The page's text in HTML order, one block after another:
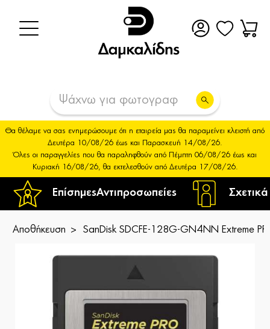
ΕπίσημεςΑντιπροσωπείες
Θα θέλαμε να σας ενημερώσουμε ότι η εταιρεία μας θα παραμείνει κλειστή από
Δευτέρα 10/08/26 έως και Παρασκευή 14/08/26.
Όλες οι παραγγελίες που θα παραληφθούν από Πέμπτη 06/08/26 έως και
Κυριακή 16/08/26, θα εκτελεσθούν από Δευτέρα 17/08/26.
Αποθήκευση SanDisk SDCFE-128G-GN4NN Extreme